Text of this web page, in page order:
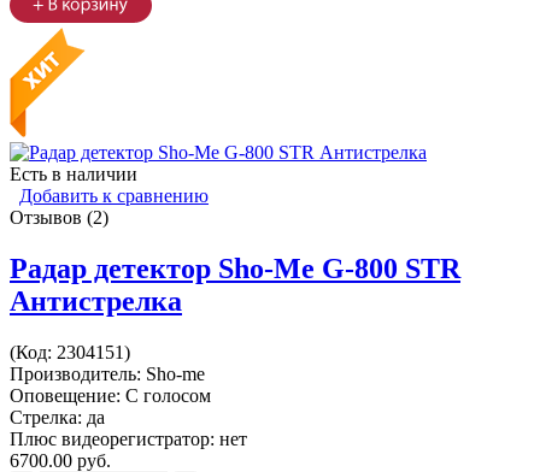
Есть в наличии
Добавить к сравнению
Отзывов (2)
Радар детектор Sho-Me G-800 STR
Антистрелка
(Код: 2304151)
Производитель: Sho-me
Оповещение: С голосом
Стрелка: да
Плюс видеорегистратор: нет
6700.00 руб.